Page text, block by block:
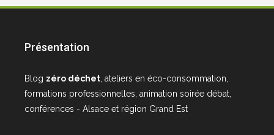
Présentation
Blog zéro déchet, ateliers en éco-consommation,
formations professionnelles, animation soirée débat,
conférences - Alsace et région Grand Est